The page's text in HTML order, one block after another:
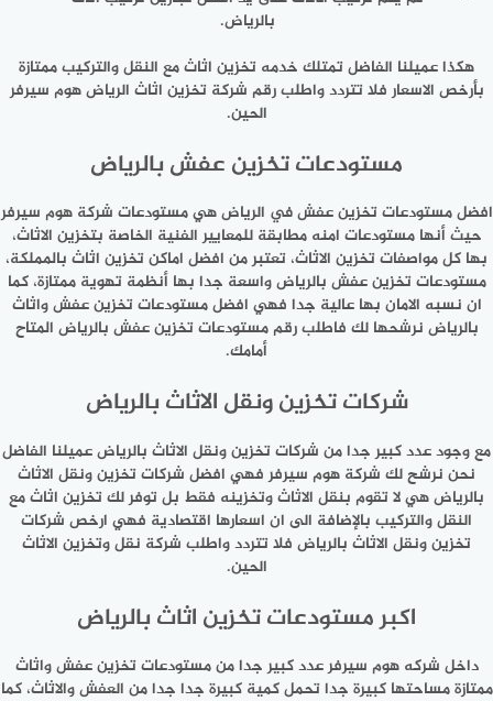
بالرياض.
هكذا عميلنا الفاضل تمتلك خدمه تخزين اثاث مع النقل والتركيب ممتازة
بأرخص الاسعار فلا تتردد واطلب رقم شركة تخزين اثاث الرياض هوم سيرفر
الحين.
مستودعات تخزين عفش بالرياض
افضل مستودعات تخزين عفش في الرياض هي مستودعات شركة هوم سيرفر
حيث أنها مستودعات امنه مطابقة للمعايير الفنية الخاصة بتخزين الاثاث،
بها كل مواصفات تخزين الاثاث، تعتبر من افضل اماكن تخزين اثاث بالمملكة،
مستودعات تخزين عفش بالرياض واسعة جدا بها أنظمة تهوية ممتازة، كما
ان نسبه الامان بها عالية جدا فهي افضل مستودعات تخزين عفش واثاث
بالرياض نرشحها لك فاطلب رقم مستودعات تخزين عفش بالرياض المتاح
أمامك.
شركات تخزين ونقل الاثاث بالرياض
مع وجود عدد كبير جدا من شركات تخزين ونقل الاثاث بالرياض عميلنا الفاضل
نحن نرشح لك شركة هوم سيرفر فهي افضل شركات تخزين ونقل الاثاث
بالرياض هي لا تقوم بنقل الاثاث وتخزينه فقط بل توفر لك تخزين اثاث مع
النقل والتركيب بالإضافة الى ان اسعارها اقتصادية فهي ارخص شركات
تخزين ونقل الاثاث بالرياض فلا تتردد واطلب شركة نقل وتخزين الاثاث
الحين.
اكبر مستودعات تخزين اثاث بالرياض
داخل شركه هوم سيرفر عدد كبير جدا من مستودعات تخزين عفش واثاث
ممتازة مساحتها كبيرة جدا تحمل كمية كبيرة جدا جدا من العفش والاثاث، كما